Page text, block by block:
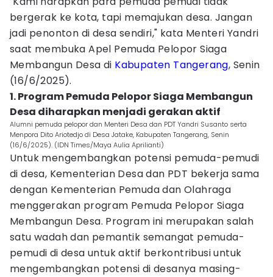
bergerak ke kota, tapi memajukan desa. Jangan
jadi penonton di desa sendiri," kata Menteri Yandri
saat membuka Apel Pemuda Pelopor Siaga
Membangun Desa di Kabupaten Tangerang, Senin
(16/6/2025).
1. Program Pemuda Pelopor Siaga Membangun
Desa diharapkan menjadi gerakan aktif
Alumni pemuda pelopor dan Menteri Desa dan PDT Yandri Susanto serta
Menpora Dito Ariotedjo di Desa Jatake, Kabupaten Tangerang, Senin
(16/6/2025). (IDN Times/Maya Aulia Aprilianti)
Untuk mengembangkan potensi pemuda-pemudi
di desa, Kementerian Desa dan PDT bekerja sama
dengan Kementerian Pemuda dan Olahraga
menggerakan program Pemuda Pelopor Siaga
Membangun Desa. Program ini merupakan salah
satu wadah dan pemantik semangat pemuda-
pemudi di desa untuk aktif berkontribusi untuk
mengembangkan potensi di desanya masing-